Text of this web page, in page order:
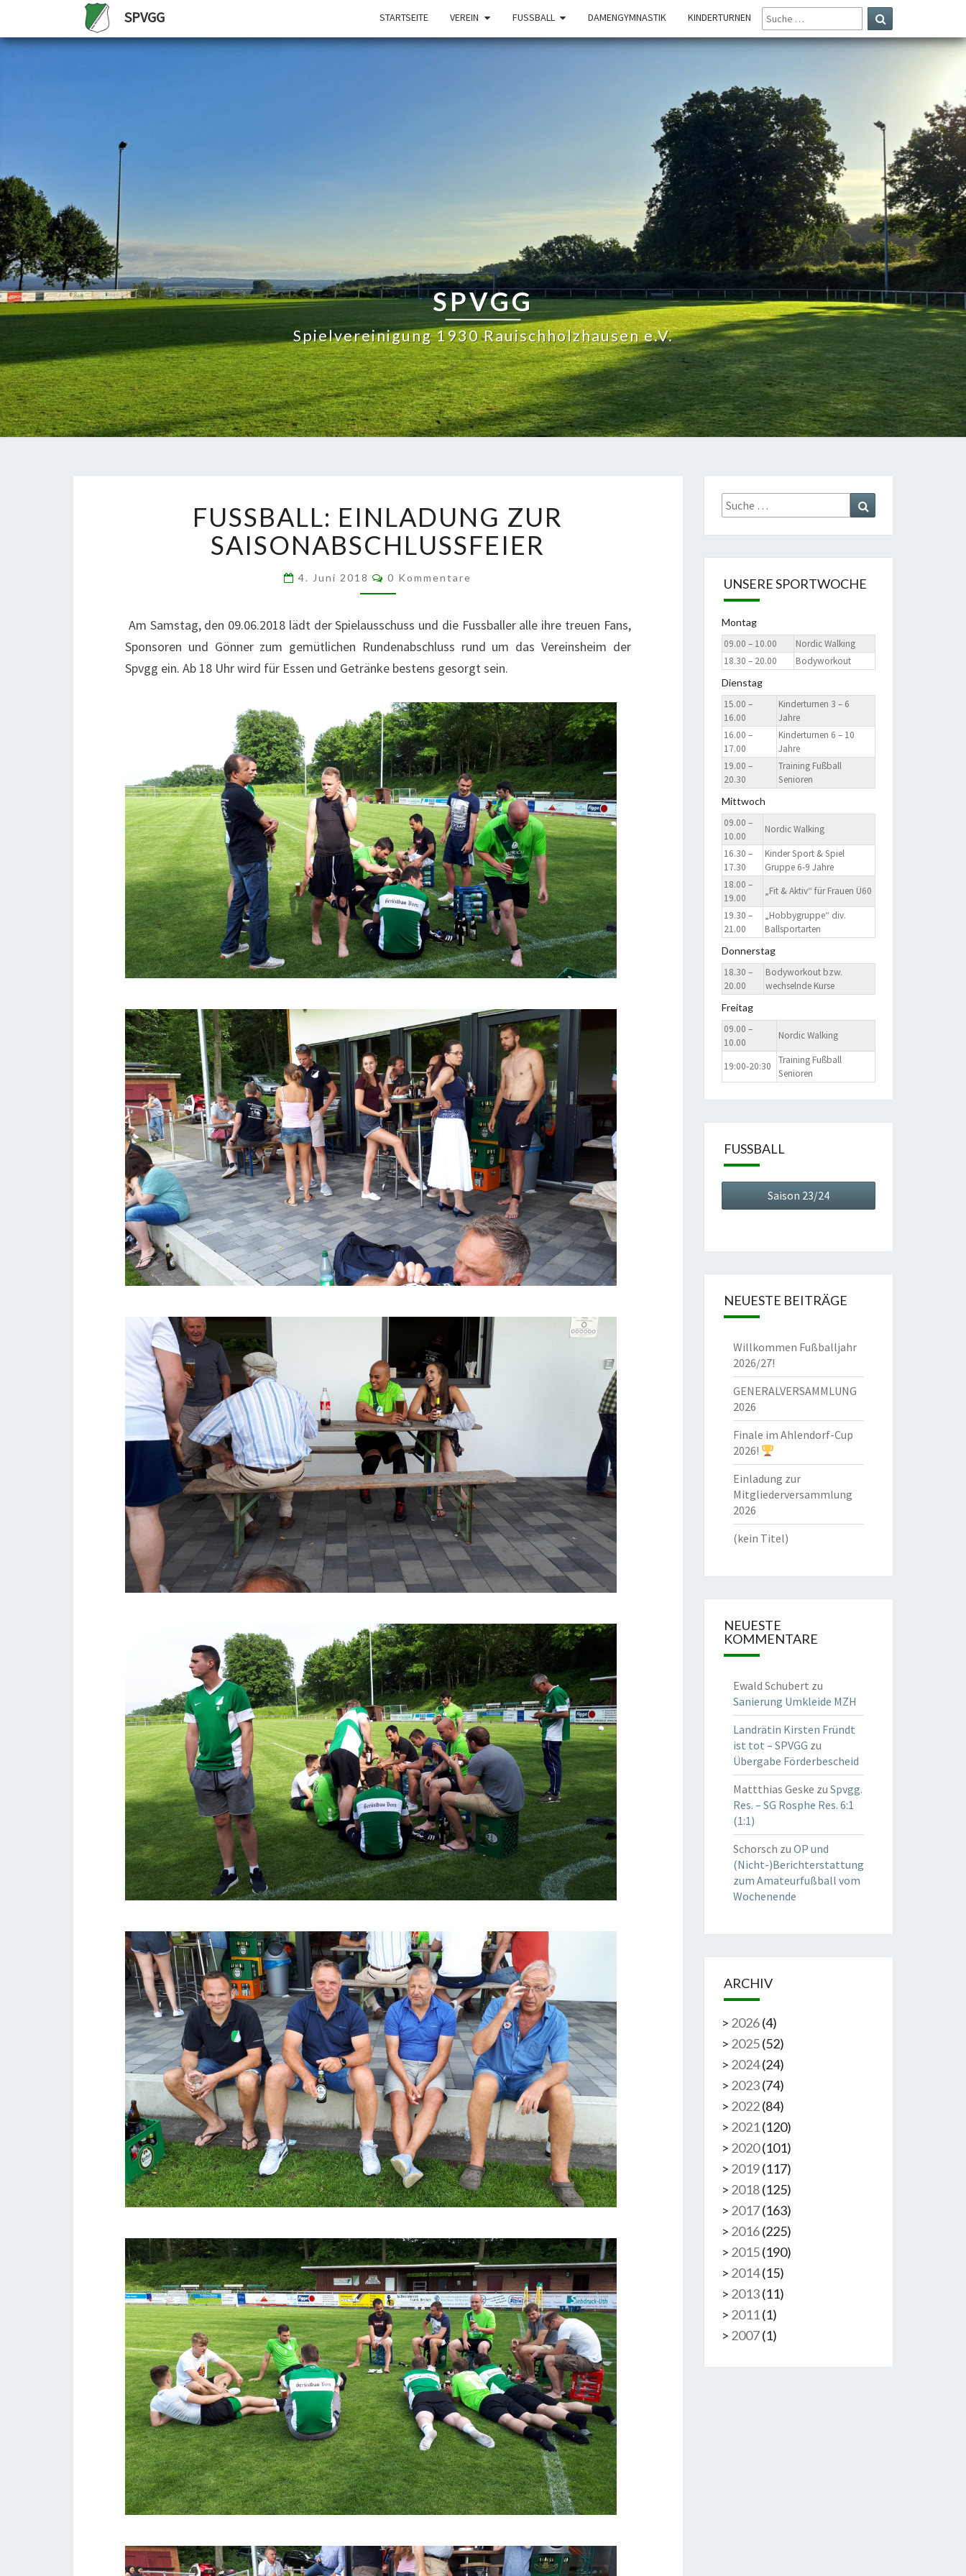
SPVGG STARTSEITE VEREIN FUSSBALL DAMENGYMNASTIK KINDERTURNEN
SUCHE
NACH:
Suchen
SPVGG
Spielvereinigung 1930 Rauischholzhausen e.V.
EINLADUNG
ZUR
SAISONABSCHLUSSFEIER
FUSSBALL: EINLADUNG ZUR
SAISONABSCHLUSSFEIER
4. Juni 2018 Kommentare
0 Kommentare
Am Samstag, den 09.06.2018 lädt der Spielausschuss und die Fussballer alle ihre treuen Fans,
Sponsoren und Gönner zum gemütlichen Rundenabschluss rund um das Vereinsheim der
Spvgg ein. Ab 18 Uhr wird für Essen und Getränke bestens gesorgt sein.
Suche
nach:
UNSERE SPORTWOCHE
Montag
09.00 – 10.00
Nordic Walking
18.30 – 20.00
Bodyworkout
Dienstag
15.00 –
16.00
Kinderturnen 3 – 6
Jahre
16.00 –
17.00
Kinderturnen 6 – 10
Jahre
19.00 –
20.30
Training Fußball
Senioren
Mittwoch
09.00 –
10.00
Nordic Walking
16.30 –
17.30
Kinder Sport & Spiel
Gruppe 6-9 Jahre
18.00 –
19.00
„Fit & Aktiv“ für Frauen Ü60
19.30 –
21.00
„Hobbygruppe“ div.
Ballsportarten
Donnerstag
18.30 –
20.00
Bodyworkout bzw.
wechselnde Kurse
Freitag
09.00 –
10.00
Nordic Walking
19:00-20:30
Training Fußball
Senioren
FUSSBALL
Saison 23/24
NEUESTE BEITRÄGE
Willkommen Fußballjahr
2026/27!
GENERALVERSAMMLUNG
2026
Finale im Ahlendorf-Cup
2026!
Einladung zur
Mitgliederversammlung
2026
(kein Titel)
NEUESTE
KOMMENTARE
Ewald Schubert zu
Sanierung Umkleide MZH
Landrätin Kirsten Fründt
ist tot – SPVGG zu
Übergabe Förderbescheid
Mattthias Geske zu Spvgg.
Res. – SG Rosphe Res. 6:1
(1:1)
Schorsch zu OP und
(Nicht-)Berichterstattung
zum Amateurfußball vom
Wochenende
ARCHIV
> 2026 (4)
> 2025 (52)
> 2024 (24)
> 2023 (74)
> 2022 (84)
> 2021 (120)
> 2020 (101)
> 2019 (117)
> 2018 (125)
> 2017 (163)
> 2016 (225)
> 2015 (190)
> 2014 (15)
> 2013 (11)
> 2011 (1)
> 2007 (1)